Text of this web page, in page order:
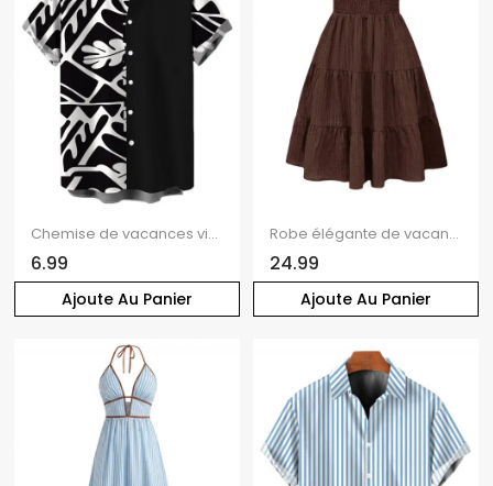
Ajoute Au Panier
Chemise de vacances vintage pour homme, chemise boutonnée à imprimé géométrique monochrome de feuilles
6.99
Ajoute Au Panier
Robe élégante de vacances unie à épaules dénudées et smocks, style vintage, mini-robe
24.99